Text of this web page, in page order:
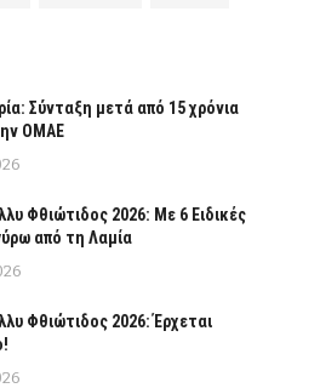
Σύνταξη μετά από 15 χρόνια
ΟΜΑΕ
Φθιώτιδος 2026: Με 6 Ειδικές
από τη Λαμία
Φθιώτιδος 2026: Έρχεται